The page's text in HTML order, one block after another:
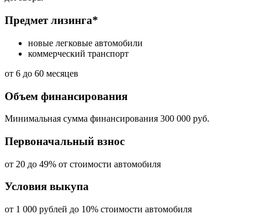
Предмет лизинга*
новые легковые автомобили
коммерческий транспорт
от 6 до 60 месяцев
Объем финансирования
Минимальная сумма финансирования 300 000 руб.
Первоначальный взнос
от 20 до 49% от стоимости автомобиля
Условия выкупа
от 1 000 рублей до 10% стоимости автомобиля